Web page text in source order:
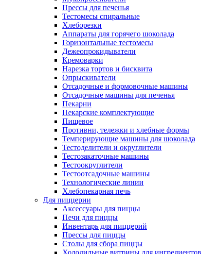
Прессы для печенья
Тестомесы спиральные
Хлеборезки
Аппараты для горячего шоколада
Горизонтальные тестомесы
Дежеопрокидыватели
Кремоварки
Нарезка тортов и бисквита
Опрыскиватели
Отсадочные и формовочные машины
Отсадочные машины для печенья
Пекарни
Пекарские комплектующие
Пищевое
Противни, тележки и хлебные формы
Темперирующие машины для шоколада
Тестоделители и округлители
Тестозакаточные машины
Тестоокруглители
Тестоотсадочные машины
Технологические линии
Хлебопекарная печь
Для пиццерии
Аксессуары для пиццы
Печи для пиццы
Инвентарь для пиццерий
Прессы для пиццы
Столы для сбора пиццы
Холодильные витрины для ингредиентов